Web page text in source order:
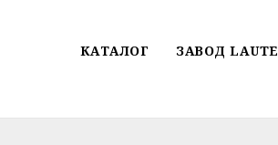
КАТАЛОГ ЗАВОД LAUTE